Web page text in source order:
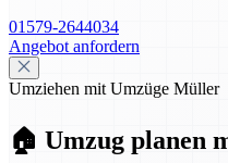
01579-2644034
Angebot anfordern
Umziehen mit Umzüge Müller
🏠 Umzug planen